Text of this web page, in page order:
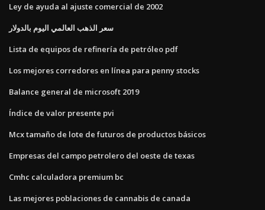
Ley de ayuda al ajuste comercial de 2002
سعر الذهب العالمي اليوم بالدولار
Lista de equipos de refinería de petróleo pdf
Los mejores corredores en línea para penny stocks
Balance general de microsoft 2019
Índice de valor presente pvi
Mcx tamaño de lote de futuros de productos básicos
Empresas del campo petrolero del oeste de texas
Cmhc calculadora premium bc
Las mejores poblaciones de cannabis de canada